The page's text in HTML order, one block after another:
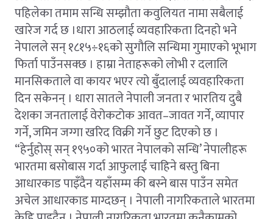
पहिलेका तमाम सन्धि सम्झौता कवुलियत नामा सबैलाई
खारेज गर्द छ ।धारा आठलाई व्यवहारिकता दिनहो भने
नेपालले सन् १८१५÷१६को सुगौलि सन्धिमा गुमाएको भूभाग
फिर्ता पाउँनसक्छ । हाम्रा नेताहरूको लोभी र दलालि
मानसिकताले वा कायर भएर त्यो बुँदालाई व्यवहारिकता
दिन सकेनन् । धारा सातले नेपाली जनता र भारतिय दुबै
देशका जनतालाई वेरोकटोक आवत–जावत गर्ने, व्यापार
गर्ने, जमिन जग्गा खरिद विक्री गर्ने छुट दिएको छ ।
“हेर्नुहोस् सन् १९५०को भारत नेपालको सन्धि’ नेपालीहरू
भारतमा बसोबास गर्दा आफुलाई चाहिने बस्तु बिना
आधारकाड पाइँदैन यहाँसम्म की बस्ने बास पाउँन समेत
अचेल आधारकाड माग्दछन् । नेपाली नागरिकताले भारतमा